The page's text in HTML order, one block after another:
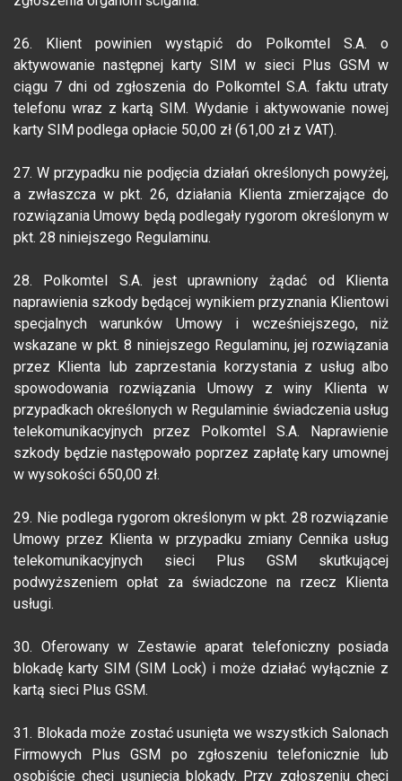
26. Klient powinien wystąpić do Polkomtel S.A. o
aktywowanie następnej karty SIM w sieci Plus GSM w
ciągu 7 dni od zgłoszenia do Polkomtel S.A. faktu utraty
telefonu wraz z kartą SIM. Wydanie i aktywowanie nowej
karty SIM podlega opłacie 50,00 zł (61,00 zł z VAT).
27. W przypadku nie podjęcia działań określonych powyżej,
a zwłaszcza w pkt. 26, działania Klienta zmierzające do
rozwiązania Umowy będą podlegały rygorom określonym w
pkt. 28 niniejszego Regulaminu.
28. Polkomtel S.A. jest uprawniony żądać od Klienta
naprawienia szkody będącej wynikiem przyznania Klientowi
specjalnych warunków Umowy i wcześniejszego, niż
wskazane w pkt. 8 niniejszego Regulaminu, jej rozwiązania
przez Klienta lub zaprzestania korzystania z usług albo
spowodowania rozwiązania Umowy z winy Klienta w
przypadkach określonych w Regulaminie świadczenia usług
telekomunikacyjnych przez Polkomtel S.A. Naprawienie
szkody będzie następowało poprzez zapłatę kary umownej
w wysokości 650,00 zł.
29. Nie podlega rygorom określonym w pkt. 28 rozwiązanie
Umowy przez Klienta w przypadku zmiany Cennika usług
telekomunikacyjnych sieci Plus GSM skutkującej
podwyższeniem opłat za świadczone na rzecz Klienta
usługi.
30. Oferowany w Zestawie aparat telefoniczny posiada
blokadę karty SIM (SIM Lock) i może działać wyłącznie z
kartą sieci Plus GSM.
31. Blokada może zostać usunięta we wszystkich Salonach
Firmowych Plus GSM po zgłoszeniu telefonicznie lub
osobiście chęci usunięcia blokady. Przy zgłoszeniu chęci